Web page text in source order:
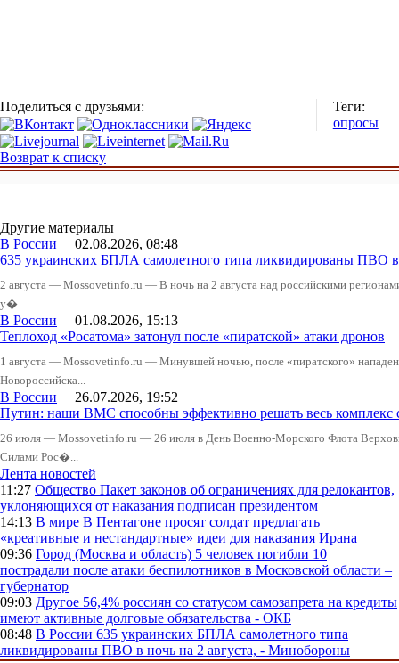
Поделиться с друзьями:
Теги:
опросы
Возврат к списку
Другие материалы
В России 02.08.2026, 08:48
635 украинских БПЛА самолетного типа ликвидированы ПВО
2 августа — Mossovetinfo.ru — В ночь на 2 августа над российскими
у�...
В России 01.08.2026, 15:13
Теплоход «Росатома» затонул после «пиратской» атаки дронов
1 августа — Mossovetinfo.ru — Минувшей ночью, после «пиратского»
Новороссийска...
В России 26.07.2026, 19:52
Путин: наши ВМС способны эффективно решать весь комплекс
26 июля — Mossovetinfo.ru — 26 июля в День Военно-Морского Флота
Силами Рос�...
Лента новостей
11:27 Общество Пакет законов об ограничениях для релокантов,
уклоняющихся от наказания подписан президентом
14:13 В мире В Пентагоне просят солдат предлагать
«креативные и нестандартные» идеи для наказания Ирана
09:36 Город (Москва и область) 5 человек погибли 10
пострадали после атаки беспилотников в Московской области –
губернатор
09:03 Другое 56,4% россиян со статусом самозапрета на кредиты
имеют активные долговые обязательства - ОКБ
08:48 В России 635 украинских БПЛА самолетного типа
ликвидированы ПВО в ночь на 2 августа, - Минобороны